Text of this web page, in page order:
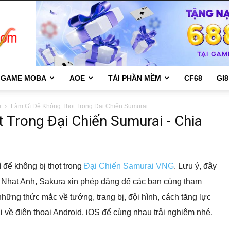
GAME MOBA AOE TẢI PHẦN MỀM CF68 GI8
Làm Gì Để Không Thọt Trong Đại Chiến Sumurai
Đại Chiến Sumurai - Chia
không bị thọt trong Đại Chiến Samurai VNG. Lưu ý, đây
Anh, Sakura xin phép đăng để các bạn cùng tham
thức mắc về tướng, trang bị, đội hình, cách tăng lực
điện thoại Android, iOS để cùng nhau trải nghiệm nhé.